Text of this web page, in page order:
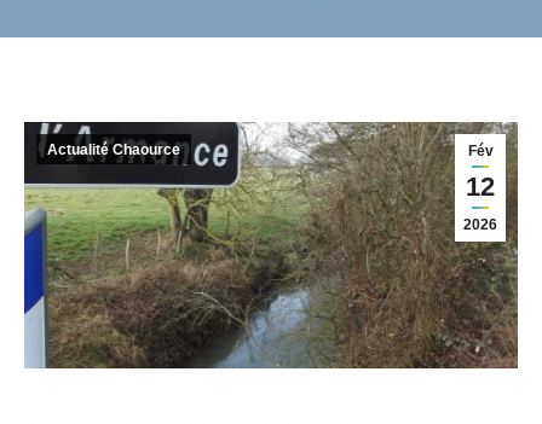
Fév
12
2026
Actualité Chaource